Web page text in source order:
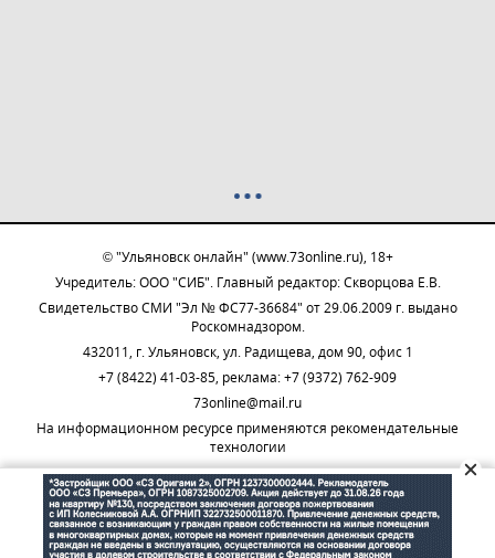
© "Ульяновск онлайн" (www.73online.ru), 18+
Учредитель: ООО "СИБ". Главный редактор: Скворцова Е.В.
Свидетельство СМИ "Эл № ФС77-36684" от 29.06.2009 г. выдано
Роскомнадзором.
432011, г. Ульяновск, ул. Радищева, дом 90, офис 1
+7 (8422) 41-03-85, реклама: +7 (9372) 762-909
73online@mail.ru
На информационном ресурсе применяются рекомендательные
технологии